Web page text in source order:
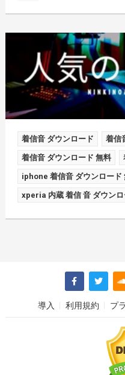
着信音 ダウンロード 着信
着信音 ダウンロード 無料
iphone 着信音 ダウンロード
xperia 内蔵 着信 音 ダウンロ
導入 利用規約 プ